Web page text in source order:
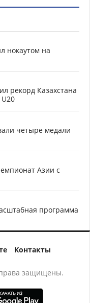
нокаутом на
рекорд Казахстана
четыре медали
Азии с
программа
Контакты
защищены.